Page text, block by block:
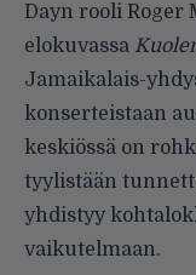
Dayn rooli Roger
elokuvassa
Jamaikalais-
konserteistaan
keskiössä on
tyylistään
yhdistyy
vaikutelmaan.